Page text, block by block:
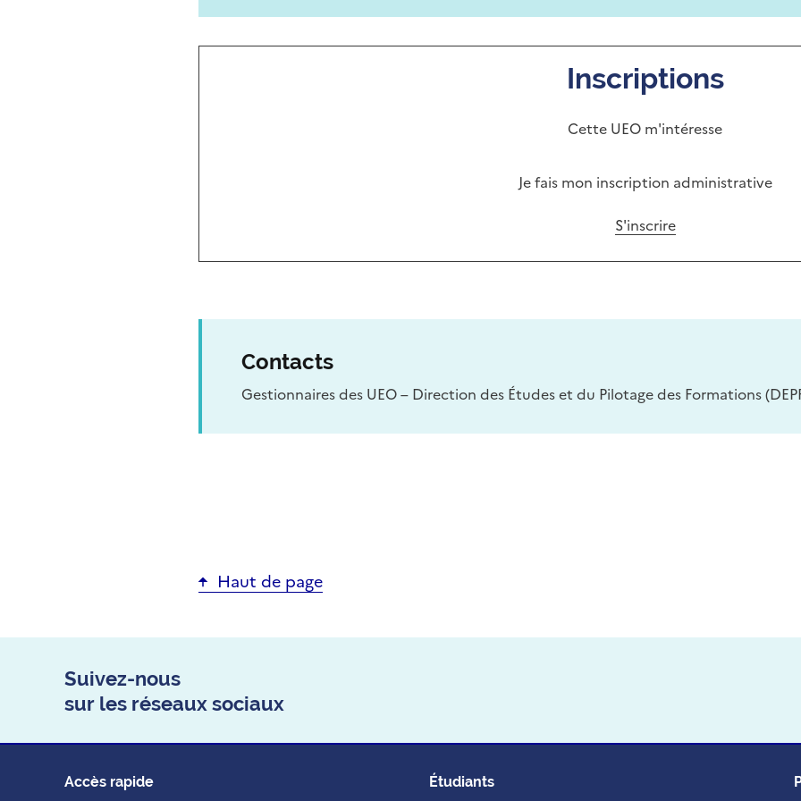
Inscriptions
Cette UEO m'intéresse
Je fais mon inscription administrative
S'inscrire
Contacts
Gestionnaires des UEO – Direction des Études et du Pilotage des Formations
Haut de page
Suivez-nous
sur les réseaux sociaux
Accès rapide Étudiants